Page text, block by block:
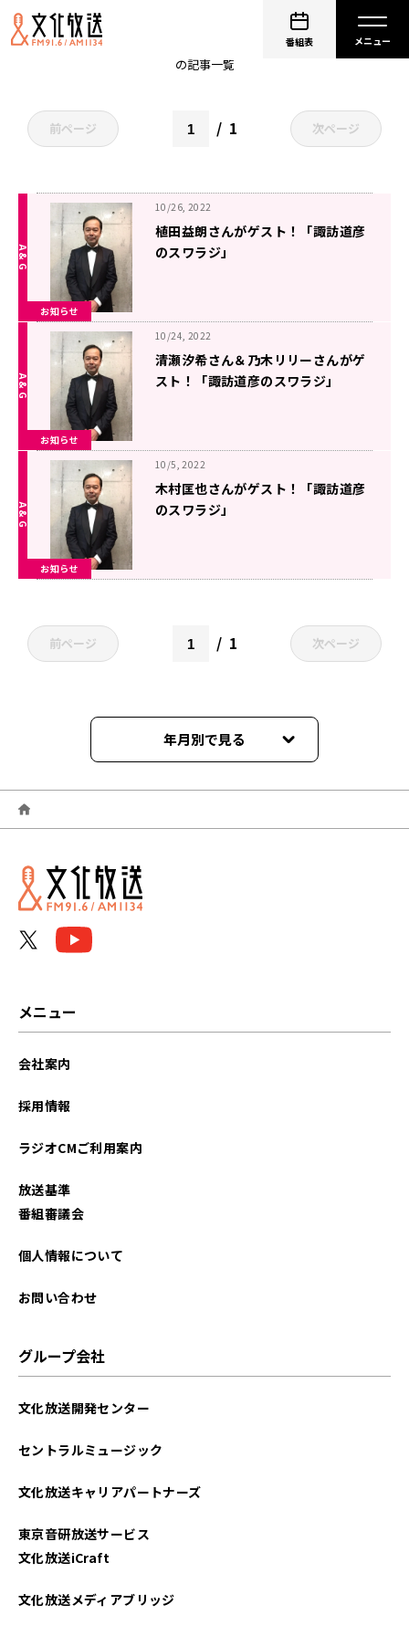
番組表
の記事一覧
前ページ 1 次ページ
お知らせ
10/26, 2022
植田益朗さんがゲスト！「諏訪道彦
のスワラジ」
お知らせ
10/24, 2022
清瀬汐希さん＆乃木リリーさんがゲ
スト！「諏訪道彦のスワラジ」
お知らせ
10/5, 2022
木村匡也さんがゲスト！「諏訪道彦
のスワラジ」
前ページ 1 次ページ
年月別で見る
2024年09月
2024年04月
2024年03月
2023年03月
2022年12月
2022年07月
メニュー
会社案内
採用情報
ラジオCMご利用案内
放送基準
番組審議会
個人情報について
お問い合わせ
グループ会社
文化放送開発センター
セントラルミュージック
文化放送キャリアパートナーズ
東京音研放送サービス
文化放送iCraft
文化放送メディアブリッジ